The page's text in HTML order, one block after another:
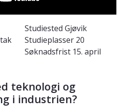
Studiested Gjøvik
Studieplasser 20
Søknadsfrist 15. april
teknologi og
i industrien?